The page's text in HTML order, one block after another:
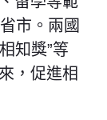
市。兩國
知獎”等
，促進相